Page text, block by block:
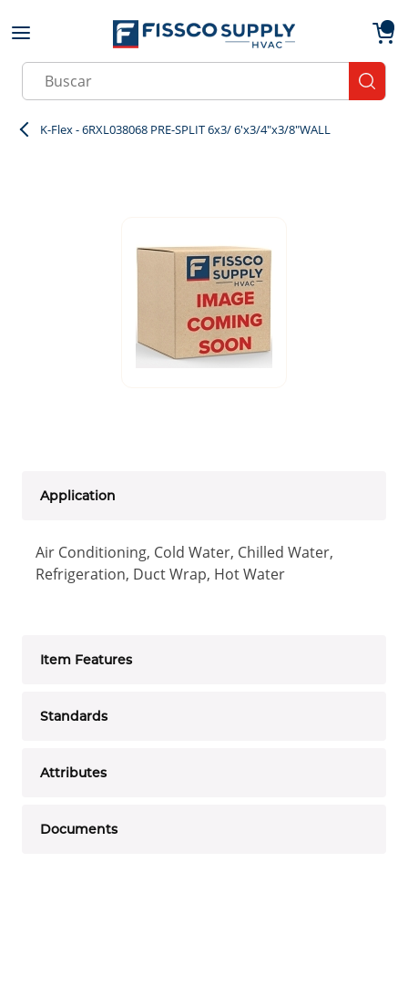
Skip to main content
Site Search
K-Flex - 6RXL038068 PRE-SPLIT 6x3/ 6'x3/4"x3/8"WALL
Application
Air Conditioning, Cold Water, Chilled Water,
Refrigeration, Duct Wrap, Hot Water
Item Features
Standards
Attributes
Documents